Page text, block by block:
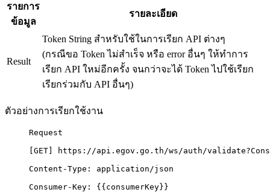
รายการ
ข้อมูล
รายละเอียด
Result
Token String สำหรับใช้ในการเรียก API ต่างๆ
(กรณีขอ Token ไม่สำเร็จ หรือ error อื่นๆ ให้ทำการ
เรียก API ใหม่อีกครั้ง จนกว่าจะได้ Token ไปใช้เรียก
เรียกร่วมกับ API อื่นๆ)
ตัวอย่างการเรียกใช้งาน
Request
GET ] https: //api.egov.go.th/ws/auth/
Content-Type: application/json
Consumer-Key: { {consumerKey }}